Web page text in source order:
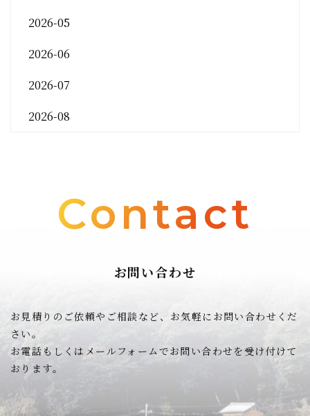
2026-05
2026-06
2026-07
2026-08
Contact
お問い合わせ
お見積りのご依頼やご相談など、お気軽にお問い合わせくだ
さい。
お電話もしくはメールフォームでお問い合わせを受け付けて
おります。